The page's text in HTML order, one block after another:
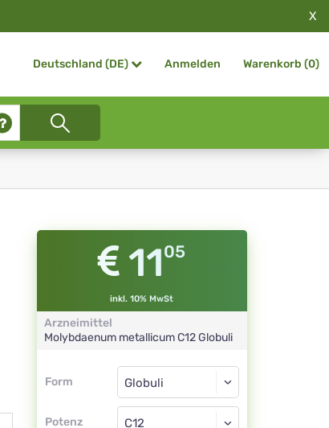
X
Deutschland (DE) Anmelden Warenkorb (0)
1105
inkl. 10% MwSt
Arzneimittel
Molybdaenum metallicumC12 Globuli
Form
Form
Potenz
Globuli
C12